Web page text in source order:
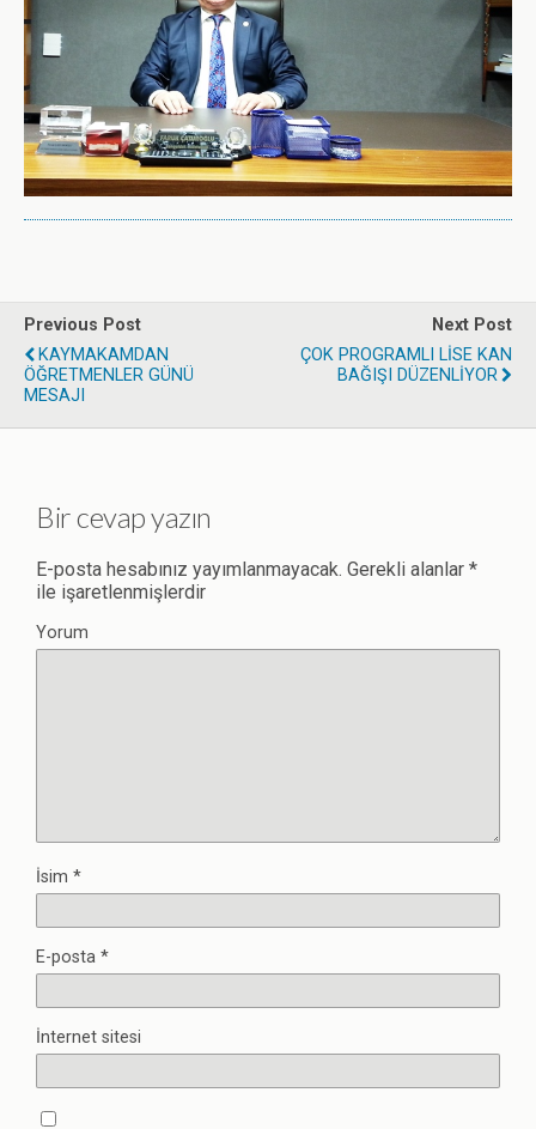
Previous Post
KAYMAKAMDAN
ÖĞRETMENLER GÜNÜ
MESAJI
Next Post
ÇOK PROGRAMLI LİSE KAN
BAĞIŞI DÜZENLİYOR
Bir cevap yazın
E-posta hesabınız yayımlanmayacak. Gerekli alanlar *
ile işaretlenmişlerdir
Yorum
İsim *
E-posta *
İnternet sitesi